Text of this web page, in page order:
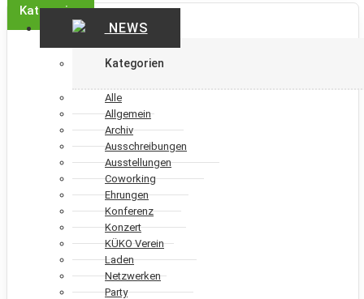
Kategorien
NEWS
Kategorien
Alle
Allgemein
Archiv
Ausschreibungen
Ausstellungen
Coworking
Ehrungen
Konferenz
Konzert
KÜKO Verein
Laden
Netzwerken
Party